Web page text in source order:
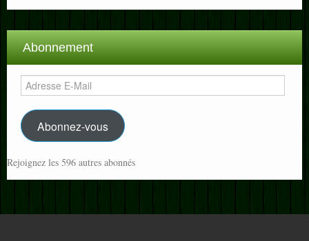
Abonnement
Adresse
E-
Mail
Abonnez-vous
Rejoignez les 596 autres abonnés